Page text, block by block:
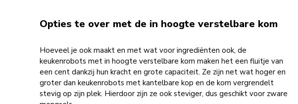
Opties te over met de in hoogte verstelbare kom
Hoeveel je ook maakt en met wat voor ingrediënten ook, de
keukenrobots met in hoogte verstelbare kom maken het een fluitje van
een cent dankzij hun kracht en grote capaciteit. Ze zijn net wat hoger en
groter dan keukenrobots met kantelbare kop en de kom vergrendelt
stevig op zijn plek. Hierdoor zijn ze ook steviger, dus geschikt voor zware